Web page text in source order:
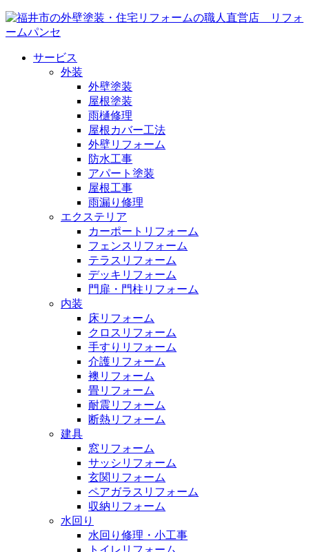
サービス
外装
外壁塗装
屋根塗装
雨樋修理
屋根カバー工法
外壁リフォーム
防水工事
アパート塗装
屋根工事
雨漏り修理
エクステリア
カーポートリフォーム
フェンスリフォーム
テラスリフォーム
デッキリフォーム
門扉・門柱リフォーム
内装
床リフォーム
クロスリフォーム
手すりリフォーム
介護リフォーム
襖リフォーム
畳リフォーム
耐震リフォーム
断熱リフォーム
建具
窓リフォーム
サッシリフォーム
玄関リフォーム
ペアガラスリフォーム
収納リフォーム
水回り
水回り修理・小工事
トイレリフォーム